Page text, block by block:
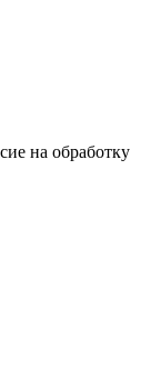
на обработку